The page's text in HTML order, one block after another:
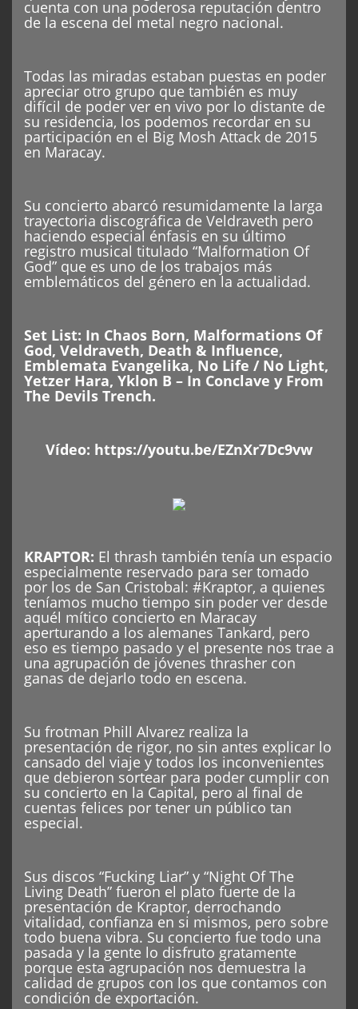
cuenta con una poderosa reputación dentro
de la escena del metal negro nacional.
Todas las miradas estaban puestas en poder
apreciar otro grupo que también es muy
difícil de poder ver en vivo por lo distante de
su residencia, los podemos recordar en su
participación en el Big Mosh Attack de 2015
en Maracay.
Su concierto abarcó resumidamente la larga
trayectoria discográfica de Veldraveth pero
haciendo especial énfasis en su último
registro musical titulado “Malformation Of
God” que es uno de los trabajos más
emblemáticos del género en la actualidad.
Set List: In Chaos Born, Malformations Of
God, Veldraveth, Death & Influence,
Emblemata Evangelika, No Life / No Light,
Yetzer Hara, Yklon B – In Conclave y From
The Devils Trench.
Vídeo: https://youtu.be/EZnXr7Dc9vw
KRAPTOR: El thrash también tenía un espacio
especialmente reservado para ser tomado
por los de San Cristobal: #Kraptor, a quienes
teníamos mucho tiempo sin poder ver desde
aquél mítico concierto en Maracay
aperturando a los alemanes Tankard, pero
eso es tiempo pasado y el presente nos trae a
una agrupación de jóvenes thrasher con
ganas de dejarlo todo en escena.
Su frotman Phill Alvarez realiza la
presentación de rigor, no sin antes explicar lo
cansado del viaje y todos los inconvenientes
que debieron sortear para poder cumplir con
su concierto en la Capital, pero al final de
cuentas felices por tener un público tan
especial.
Sus discos “Fucking Liar” y “Night Of The
Living Death” fueron el plato fuerte de la
presentación de Kraptor, derrochando
vitalidad, confianza en si mismos, pero sobre
todo buena vibra. Su concierto fue todo una
pasada y la gente lo disfruto gratamente
porque esta agrupación nos demuestra la
calidad de grupos con los que contamos con
condición de exportación.